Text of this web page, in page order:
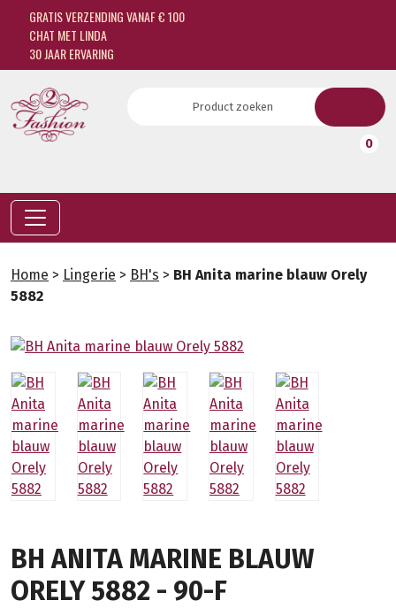
GRATIS VERZENDING VANAF € 100
CHAT MET LINDA
30 JAAR ERVARING
0
Home > Lingerie > BH's > BH Anita marine blauw Orely
5882
BH ANITA MARINE BLAUW
ORELY 5882 - 90-F